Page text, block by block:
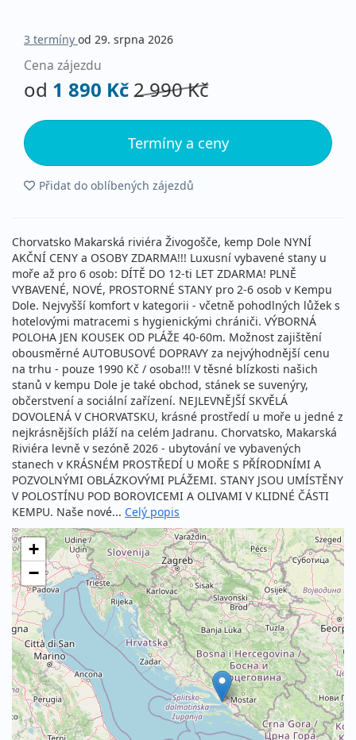
3 termíny od 29. srpna 2026
Cena zájezdu
od 1 890 Kč2 990 Kč
Termíny a ceny
Přidat do oblíbených zájezdů
Chorvatsko Makarská riviéra Živogošče, kemp Dole NYNÍ
AKČNÍ CENY a OSOBY ZDARMA!!! Luxusní vybavené stany u
moře až pro 6 osob: DÍTĚ DO 12-ti LET ZDARMA! PLNĚ
VYBAVENÉ, NOVÉ, PROSTORNÉ STANY pro 2-6 osob v Kempu
Dole. Nejvyšší komfort v kategorii - včetně pohodlných lůžek s
hotelovými matracemi s hygienickými chrániči. VÝBORNÁ
POLOHA JEN KOUSEK OD PLÁŽE 40-60m. Možnost zajištění
obousměrné AUTOBUSOVÉ DOPRAVY za nejvýhodnější cenu
na trhu - pouze 1990 Kč / osoba!!! V těsné blízkosti našich
stanů v kempu Dole je také obchod, stánek se suvenýry,
občerstvení a sociální zařízení. NEJLEVNĚJŠÍ SKVĚLÁ
DOVOLENÁ V CHORVATSKU, krásné prostředí u moře u jedné z
nejkrásnějších pláží na celém Jadranu. Chorvatsko, Makarská
Riviéra levně v sezóně 2026 - ubytování ve vybavených
stanech v KRÁSNÉM PROSTŘEDÍ U MOŘE S PŘÍRODNÍMI A
POZVOLNÝMI OBLÁZKOVÝMI PLÁŽEMI. STANY JSOU UMÍSTĚNY
V POLOSTÍNU POD BOROVICEMI A OLIVAMI V KLIDNÉ ČÁSTI
KEMPU. Naše nové... Celý popis
+
−